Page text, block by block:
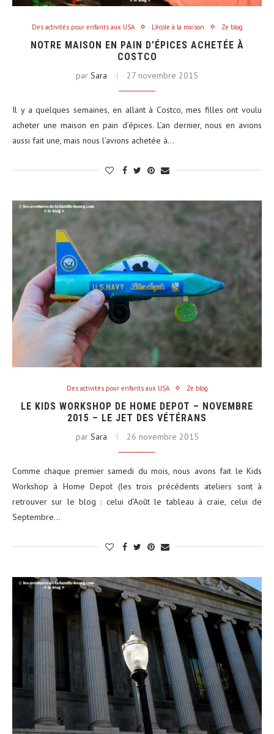
Des activités pour enfants aux USA L'école à la maison Ze blog
NOTRE MAISON EN PAIN D’ÉPICES ACHETÉE À
COSTCO
par Sara 27 novembre 2015
Il y a quelques semaines, en allant à Costco, mes filles ont voulu
acheter une maison en pain d’épices. L’an dernier, nous en avions
aussi fait une, mais nous l’avions achetée à…
Des activités pour enfants aux USA Ze blog
LE KIDS WORKSHOP DE HOME DEPOT – NOVEMBRE
2015 – LE JET DES VÉTÉRANS
par Sara 26 novembre 2015
Comme chaque premier samedi du mois, nous avons fait le Kids
Workshop à Home Depot (les trois précédents ateliers sont à
retrouver sur le blog : celui d’Août le tableau à craie, celui de
Septembre…